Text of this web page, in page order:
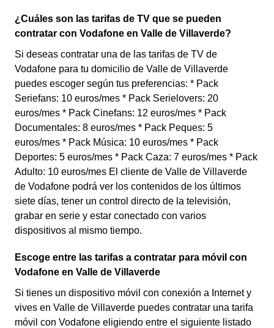
¿Cuáles son las tarifas de TV que se pueden
contratar con Vodafone en Valle de Villaverde?
Si deseas contratar una de las tarifas de TV de
Vodafone para tu domicilio de Valle de Villaverde
puedes escoger según tus preferencias: * Pack
Seriefans: 10 euros/mes * Pack Serielovers: 20
euros/mes * Pack Cinefans: 12 euros/mes * Pack
Documentales: 8 euros/mes * Pack Peques: 5
euros/mes * Pack Música: 10 euros/mes * Pack
Deportes: 5 euros/mes * Pack Caza: 7 euros/mes * Pack
Adulto: 10 euros/mes El cliente de Valle de Villaverde
de Vodafone podrá ver los contenidos de los últimos
siete días, tener un control directo de la televisión,
grabar en serie y estar conectado con varios
dispositivos al mismo tiempo.
Escoge entre las tarifas a contratar para móvil con
Vodafone en Valle de Villaverde
Si tienes un dispositivo móvil con conexión a Internet y
vives en Valle de Villaverde puedes contratar una tarifa
móvil con Vodafone eligiendo entre el siguiente listado